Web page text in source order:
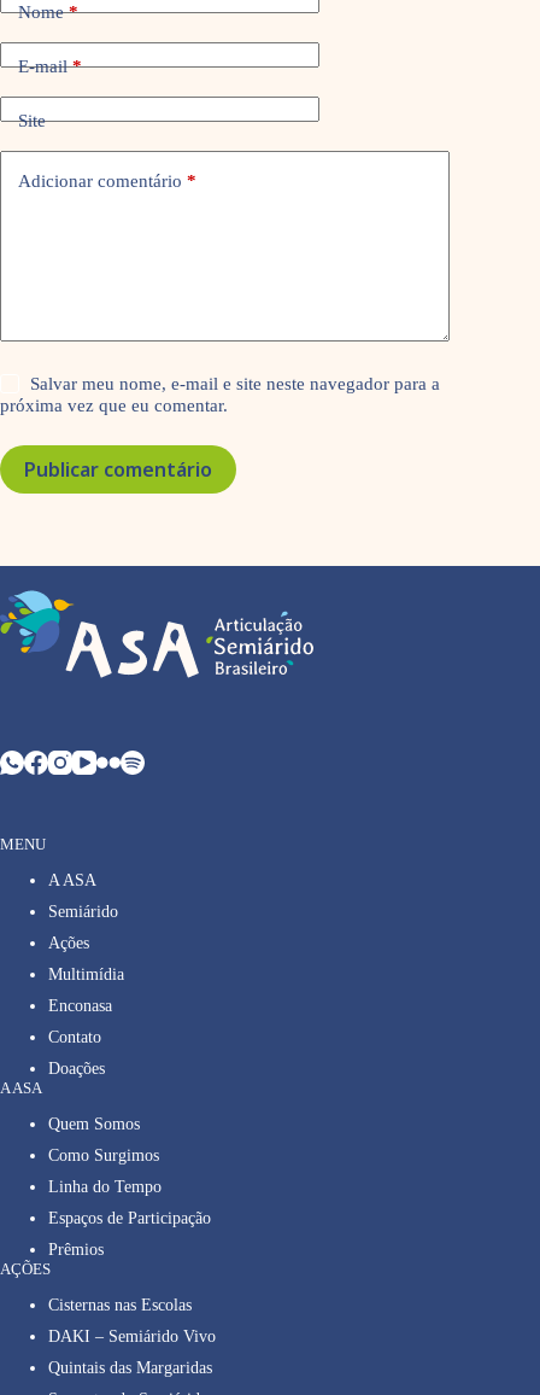
Nome*
E-mail*
Site
Adicionar comentário *
Salvar meu nome, e-mail e site neste navegador para a
próxima vez que eu comentar.
Publicar comentário
MENU
A ASA
Semiárido
Ações
Multimídia
Enconasa
Contato
Doações
A ASA
Quem Somos
Como Surgimos
Linha do Tempo
Espaços de Participação
Prêmios
AÇÕES
Cisternas nas Escolas
DAKI – Semiárido Vivo
Quintais das Margaridas